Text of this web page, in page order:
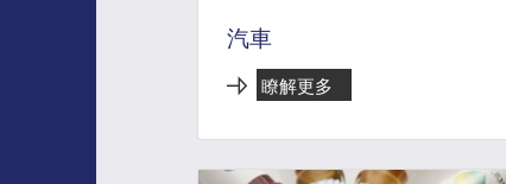
汽車
瞭解更多